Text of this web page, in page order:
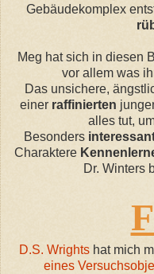
Gebäudekomplex
Meg hat sich in diesen
vor allem was
Das unsichere,
einer raffinierten
alles tut,
Besonders
Charaktere
Dr. Winters
D.S. Wrightshat mich
eines